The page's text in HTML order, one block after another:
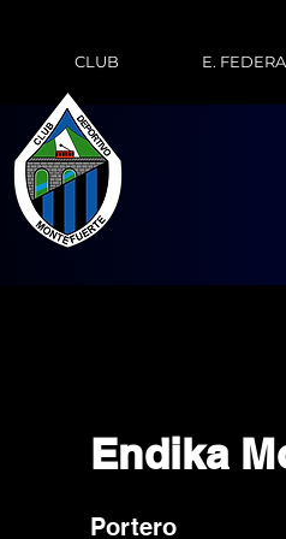
CLUB E.
Endika
Portero